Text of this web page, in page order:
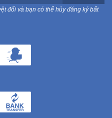
đối và bạn có thể hủy đăng ký bất